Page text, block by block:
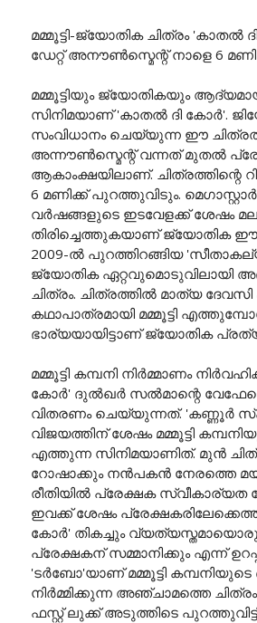
മമ്മൂട്ടി-ജ്യോതിക ചിത്രം 'കാതൽ
ഡേറ്റ് അനൗൺസ്മെന്റ് നാളെ 6
മമ്മൂട്ടിയും ജ്യോതികയും
സിനിമയാണ് 'കാതൽ ദി കോർ'.
സംവിധാനം ചെയ്യുന്ന ഈ
അന്നൗൺസ്മെന്റ് വന്നത് മുതൽ
ആകാംക്ഷയിലാണ്. ചിത്രത്തിന്റെ
6 മണിക്ക് പുറത്തുവിടും. മെഗാസ്റ്റാർ
വർഷങ്ങളുടെ ഇടവേളക്ക് ശേഷം
തിരിച്ചെത്തുകയാണ് ജ്യോതിക ഈ
2009-ൽ പുറത്തിറങ്ങിയ
ജ്യോതിക ഏറ്റവുമൊടുവിലായി
ചിത്രം. ചിത്രത്തിൽ മാത്യ
കഥാപാത്രമായി മമ്മൂട്ടി
ഭാര്യയായിട്ടാണ് ജ്യോതിക
മമ്മൂട്ടി കമ്പനി നിർമ്മാണം
കോർ' ദുൽഖർ സൽമാന്റെ
വിതരണം ചെയ്യുന്നത്. 'കണ്ണൂർ
വിജയത്തിന് ശേഷം മമ്മൂട്ടി
എത്തുന്ന സിനിമയാണിത്. മുൻ
റോഷാക്കും നൻപകൻ നേരത്തെ
രീതിയിൽ പ്രേക്ഷക സ്വീകാര്യത
ഇവക്ക് ശേഷം
കോർ' തികച്ചും
പ്രേക്ഷകന് സമ്മാനിക്കും എന്ന്
'ടർബോ'യാണ് മമ്മൂട്ടി
നിർമ്മിക്കുന്ന അഞ്ചാമത്തെ
ഫസ്റ്റ് ലുക്ക് അടുത്തിടെ